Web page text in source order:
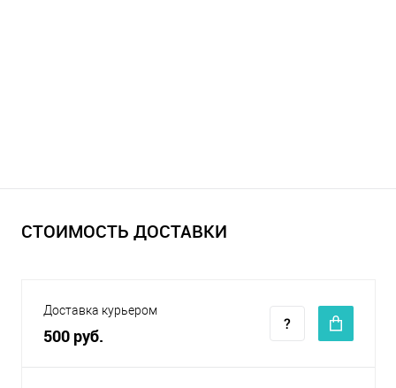
СТОИМОСТЬ ДОСТАВКИ
Доставка курьером
500 руб.